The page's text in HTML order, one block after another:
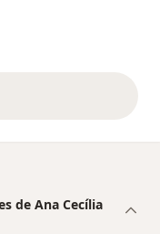
acima
de Ana Cecília